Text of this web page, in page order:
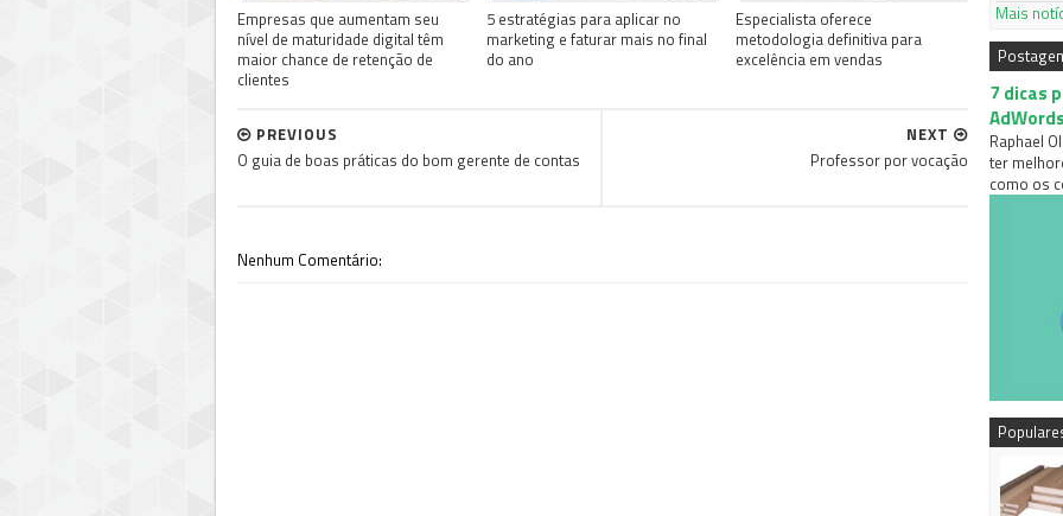
Empresas que aumentam seu
nível de maturidade digital têm
maior chance de retenção de
clientes
5 estratégias para aplicar no
marketing e faturar mais no final
do ano
Especialista oferece
metodologia definitiva para
excelência em vendas
NEXT
Professor por vocação
PREVIOUS
O guia de boas práticas do bom gerente de contas
Nenhum Comentário:
Mais
7 dicas
Raphael
ter
como os